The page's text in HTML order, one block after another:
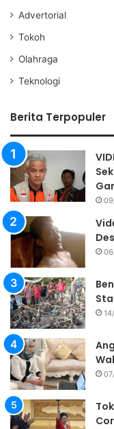
Advertorial
Tokoh
Olahraga
Teknologi
Berita Terpopuler